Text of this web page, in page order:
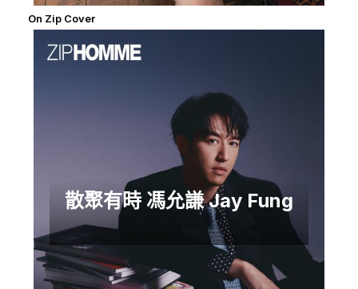
On Zip Cover
散聚有時 馮允謙 Jay Fung